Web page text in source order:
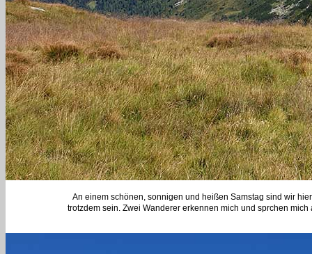
An einem schönen, sonnigen und heißen Samstag sind wir
trotzdem sein. Zwei Wanderer erkennen mich und sprchen